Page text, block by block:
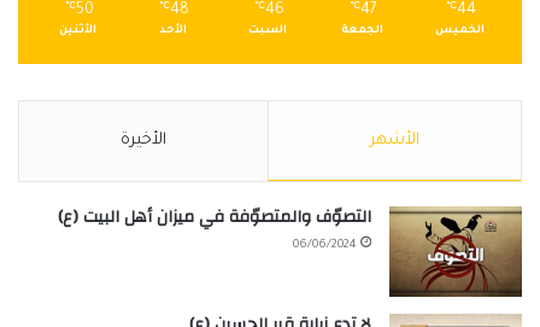
44
℃
الخميس
47
℃
الجمعة
46
℃
السبت
48
℃
الأحد
50
℃
الأثنين
الأشهر الأخيرة
التصوّف والمتصوّفة في ميزان أهل البيت (ع)
06/06/2024